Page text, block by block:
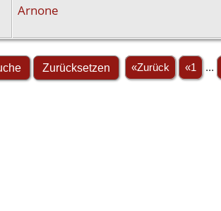
Arnone
«Zurück «1 ...